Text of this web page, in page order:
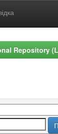
Repository